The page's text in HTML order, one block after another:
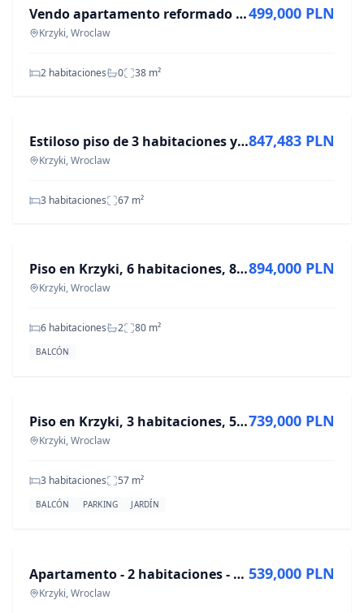
Vendo apartamento reformado de 38m2, c/ Kamienna, Wrocław-Krzyki
Krzyki, Wroclaw
499,000 PLN
2 habitaciones 0 38 m²
Estiloso piso de 3 habitaciones y 67 m² en Krzyki
Krzyki, Wroclaw
847,483 PLN
3 habitaciones 67 m²
Piso en Krzyki, 6 habitaciones, 80 m² en venta
Krzyki, Wroclaw
894,000 PLN
6 habitaciones 2 80 m²
BALCÓN
Piso en Krzyki, 3 habitaciones, 57 m², ul. Powstańców Śląskich
Krzyki, Wroclaw
739,000 PLN
3 habitaciones 57 m²
BALCÓN PARKING JARDÍN
Apartamento - 2 habitaciones - 42 m² - c/ Skarbowców Wrocław Krzyki
Krzyki, Wroclaw
539,000 PLN